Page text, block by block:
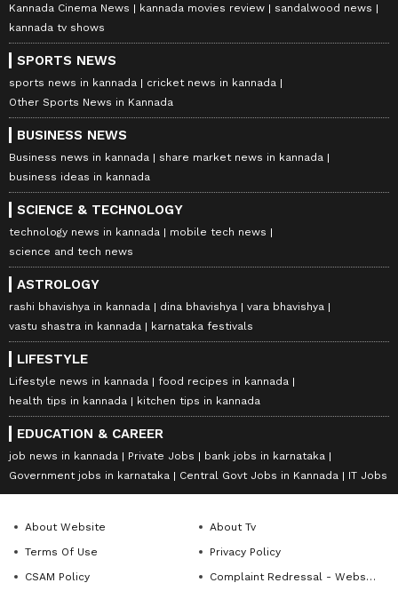
Kannada Cinema News kannada movies review
sandalwood news
kannada tv shows
SPORTS NEWS
sports news in kannada
cricket news in kannada
Other Sports News in Kannada
BUSINESS NEWS
Business news in kannada
share market news in kannada
business ideas in kannada
SCIENCE & TECHNOLOGY
technology news in kannada
mobile tech news
science and tech news
ASTROLOGY
rashi bhavishya in kannada dina bhavishya
vara bhavishya
vastu shastra in kannada
karnataka festivals
LIFESTYLE
Lifestyle news in kannada
food recipes in kannada
health tips in kannada
kitchen tips in kannada
EDUCATION & CAREER
job news in kannada Private Jobs
bank jobs in karnataka
Government jobs in karnataka
Central Govt Jobs in Kannada IT Jobs
About Website
About Tv
Terms Of Use
Privacy Policy
CSAM Policy
Complaint Redressal - Website